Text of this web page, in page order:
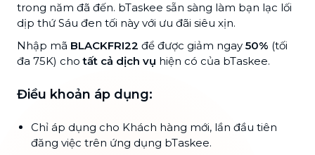
trong năm đã đến. bTaskee sẵn sàng làm bạn lạc lối
dịp thứ Sáu đen tối này với ưu đãi siêu xịn.
Nhập mã BLACKFRI22 để được giảm ngay 50% (tối
đa 75K) chotất cả dịch vụ hiện có của bTaskee.
Điều khoản áp dụng:
Chỉ áp dụng cho Khách hàng mới, lần đầu tiên
đăng việc trên ứng dụng bTaskee.